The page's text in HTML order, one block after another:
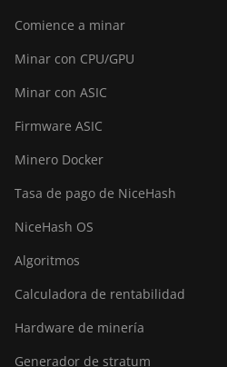
Comience a minar
Minar con CPU/GPU
Minar con ASIC
Firmware ASIC
Minero Docker
Tasa de pago de NiceHash
NiceHash OS
Algoritmos
Calculadora de rentabilidad
Hardware de minería
Generador de stratum